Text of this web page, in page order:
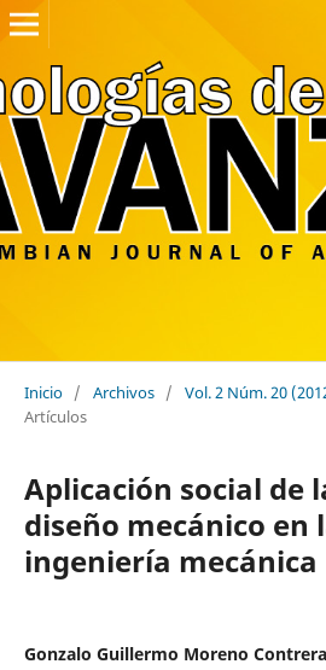
Inicio / Archivos / Vol. 2 Núm. 20
Artículos
Aplicación social de
diseño mecánico en
ingeniería mecánica
Gonzalo Guillermo Moreno